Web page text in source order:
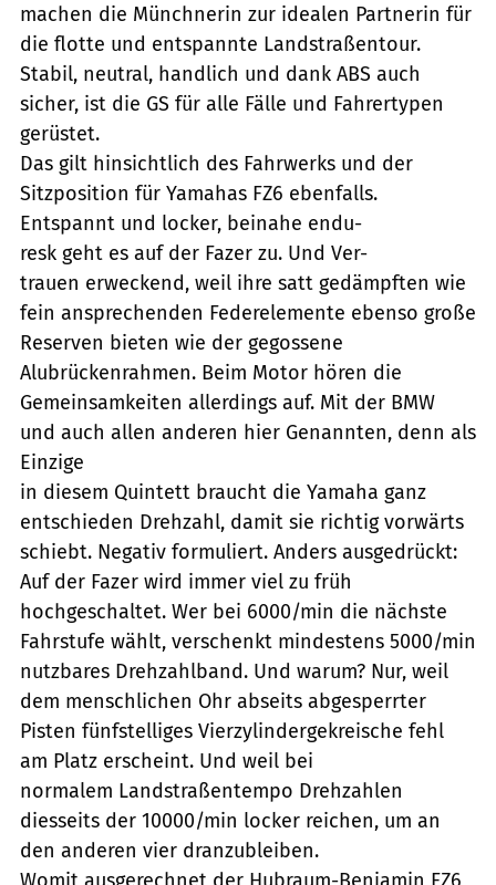
machen die Münchnerin zur idealen Partnerin für
die flotte und entspannte Landstraßentour.
Stabil, neutral, handlich und dank ABS auch
sicher, ist die GS für alle Fälle und Fahrertypen
gerüstet.
Das gilt hinsichtlich des Fahrwerks und der
Sitzposition für Yamahas FZ6 ebenfalls.
Entspannt und locker, beinahe endu-
resk geht es auf der Fazer zu. Und Ver-
trauen erweckend, weil ihre satt gedämpften wie
fein ansprechenden Federelemente ebenso große
Reserven bieten wie der gegossene
Alubrückenrahmen. Beim Motor hören die
Gemeinsamkeiten allerdings auf. Mit der BMW 
und auch allen anderen hier Genannten, denn als
Einzige
in diesem Quintett braucht die Yamaha ganz
entschieden Drehzahl, damit sie richtig vorwärts
schiebt. Negativ formuliert. Anders ausgedrückt:
Auf der Fazer wird immer viel zu früh
hochgeschaltet. Wer bei 6000/min die nächste
Fahrstufe wählt, verschenkt mindestens 5000/min
nutzbares Drehzahlband. Und warum? Nur, weil
dem menschlichen Ohr abseits abgesperrter
Pisten fünfstelliges Vierzylindergekreische fehl
am Platz erscheint. Und weil bei
normalem Landstraßentempo Drehzahlen
diesseits der 10000/min locker reichen, um an
den anderen vier dranzubleiben.